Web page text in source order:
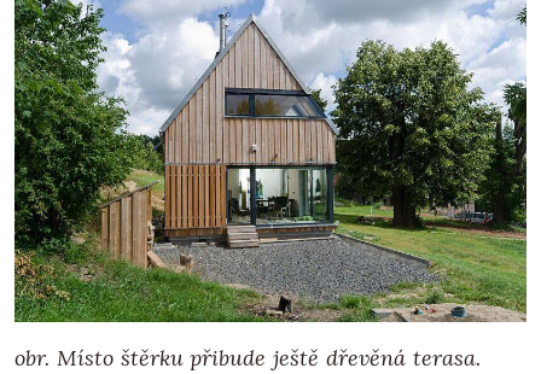
obr. Místo štěrku přibude ještě dřevěná terasa.